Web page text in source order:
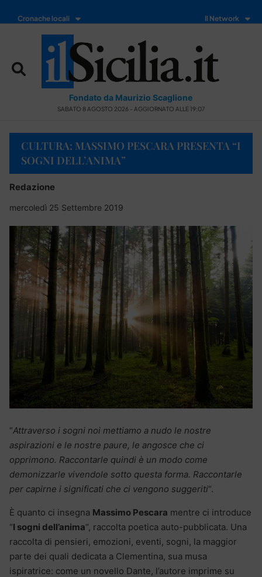
Cronache locali Il Network
Fondato da Maurizio Scaglione
SABATO 8 AGOSTO 2026 - AGGIORNATO ALLE 19:07
CULTURA: MASSIMO PESCARA PRESENTA “I
SOGNI DELL’ANIMA”
Redazione
mercoledì 25 Settembre 2019
“Attraverso i sogni noi mettiamo a nudo le nostre
aspirazioni e le nostre paure, le angosce che ci
opprimono. Raccontarle quindi è un modo come
demonizzarle vivendole sotto questa forma. Raccontarle
per capirne i significati che ci vengono suggeriti“.
È quanto ci insegna Massimo Pescara mentre ci introduce
“I sogni dell’anima“, raccolta poetica auto-pubblicata. Una
raccolta di pensieri, emozioni, eventi, sogni, la maggior
parte dei quali dedicata a Clementina, sua musa
ispiratrice: come un novello Dante, l’autore imprime su